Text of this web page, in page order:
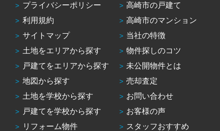
プライバシーポリシー
利用規約
サイトマップ
土地をエリアから探す
戸建てをエリアから探す
地図から探す
土地を学校から探す
戸建てを学校から探す
リフォーム物件
高崎市の戸建て
高崎市のマンション
当社の特徴
物件探しのコツ
未公開物件とは
売却査定
お問い合わせ
お客様の声
スタッフおすすめ